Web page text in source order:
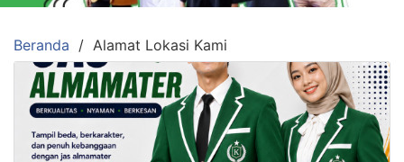
Beranda Alamat Lokasi Kami